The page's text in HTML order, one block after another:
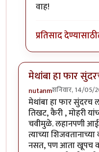
In reply to
वाह!
प्रतिसाद देण्यासाठी
मेथांबा हा फार
nutanmशनिवार, 14/05/
मेथांबा हा फार सुंदरच
तिखट, कैरी , मोहरी
चवीमुळे. लहानपणी
त्याच्या
नसत, पण आता खूपच